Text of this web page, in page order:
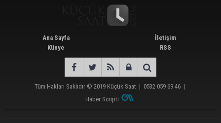
Ana Sayfa
Künye
İletişim
RSS
Tüm Hakları Saklıdır © 2019 Küçük Saat | 0532 059 69 46 |
Haber Scripti